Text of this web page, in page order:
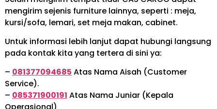
mengirim sejenis furniture lainnya, seperti : meja,
kursi/sofa, lemari, set meja makan, cabinet.
Untuk informasi lebih lanjut dapat hubungi langsung
pada kontak kita yang tertera di sini ya:
– 081377094685 Atas Nama Aisah (Customer
Service).
– 085371900191 Atas Nama Juniar (Kepala